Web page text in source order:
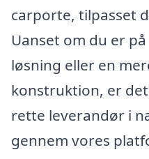
carporte, tilpasset
Uanset om du er
løsning eller en
konstruktion, er
rette leverandør i
gennem vores